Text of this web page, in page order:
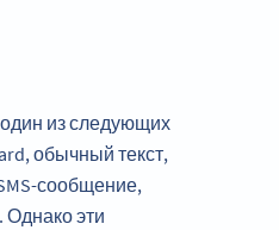
из следующих
обычный текст,
сообщение,
Однако эти